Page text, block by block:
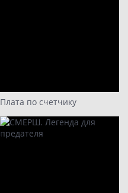
Плата по счетчику